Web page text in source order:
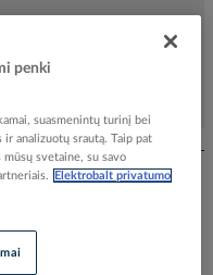
užklausas. Taip pat galite
paruošė pasiūlymą.
penki
suasmenintų turinį bei
analizuotų srautą. Taip pat
svetaine, su savo
Elektrobalt privatumo